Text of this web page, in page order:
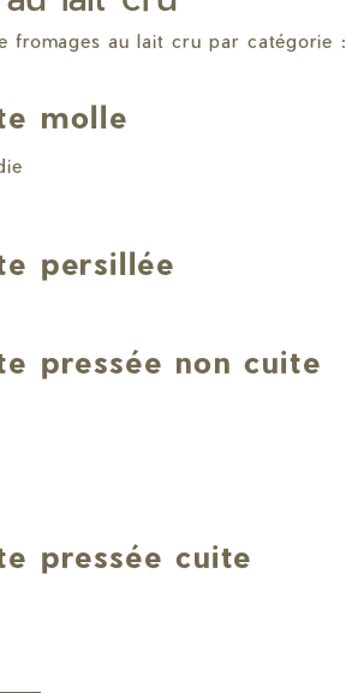
fromages au lait cru par catégorie :
molle
persillée
pressée non cuite
pressée cuite